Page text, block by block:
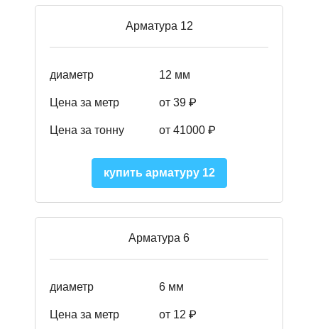
Арматура 12
диаметр 12 мм
Цена за метр от 39 ₽
Цена за тонну от 41000 ₽
купить арматуру 12
Арматура 6
диаметр 6 мм
Цена за метр от 12 ₽